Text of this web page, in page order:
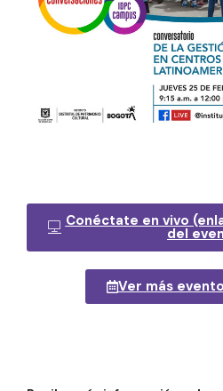
Conéctate en vivo
del
Ver más